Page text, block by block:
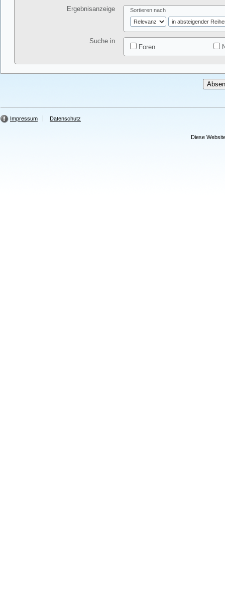
Ergebnisanzeige Sortieren nach
Suche in
Foren
Impressum Datenschutz
Diese